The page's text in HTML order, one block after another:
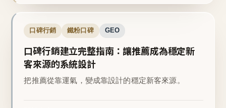
口碑行銷 鐵粉口碑 GEO
口碑行銷建立完整指南：讓推薦成為穩定新
客來源的系統設計
把推薦從靠運氣，變成靠設計的穩定新客來源。